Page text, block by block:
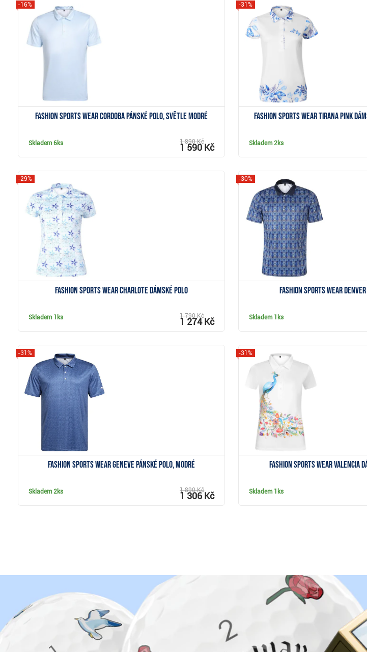
Fashion sports wear Cordoba pánské polo, světle modré
-16%
Skladem6ks 1 890 Kč
1 590 Kč
Fashion Sports Wear Tirana Pink
-31%
Skladem2ks
Fashion Sports Wear Charlote dámské polo
-29%
Skladem 1ks 1 790 Kč
1 274 Kč
Fashion
-30%
Skladem 1ks
Fashion Sports Wear Geneve pánské polo, modré
-31%
Skladem2ks 1 890 Kč
1 306 Kč
Fashion Sports Wear Valencia
-31%
Skladem 1ks
Proč nakoupit u Golf